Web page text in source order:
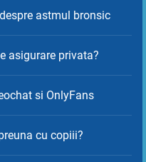
astmul bronsic
asigurare privata?
si OnlyFans
cu copiii?